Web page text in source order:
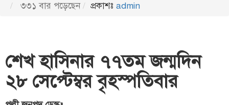
৩৩১ বার পড়েছেন
প্রকাশঃ admin
শেখ হাসিনার ৭৭তম জন্মদিন
২৮ সেপ্টেম্বর বৃহস্পতিবার